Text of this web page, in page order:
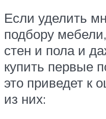
Если уделить
подбору
стен и пола и
купить первые
это приведет к
из них: